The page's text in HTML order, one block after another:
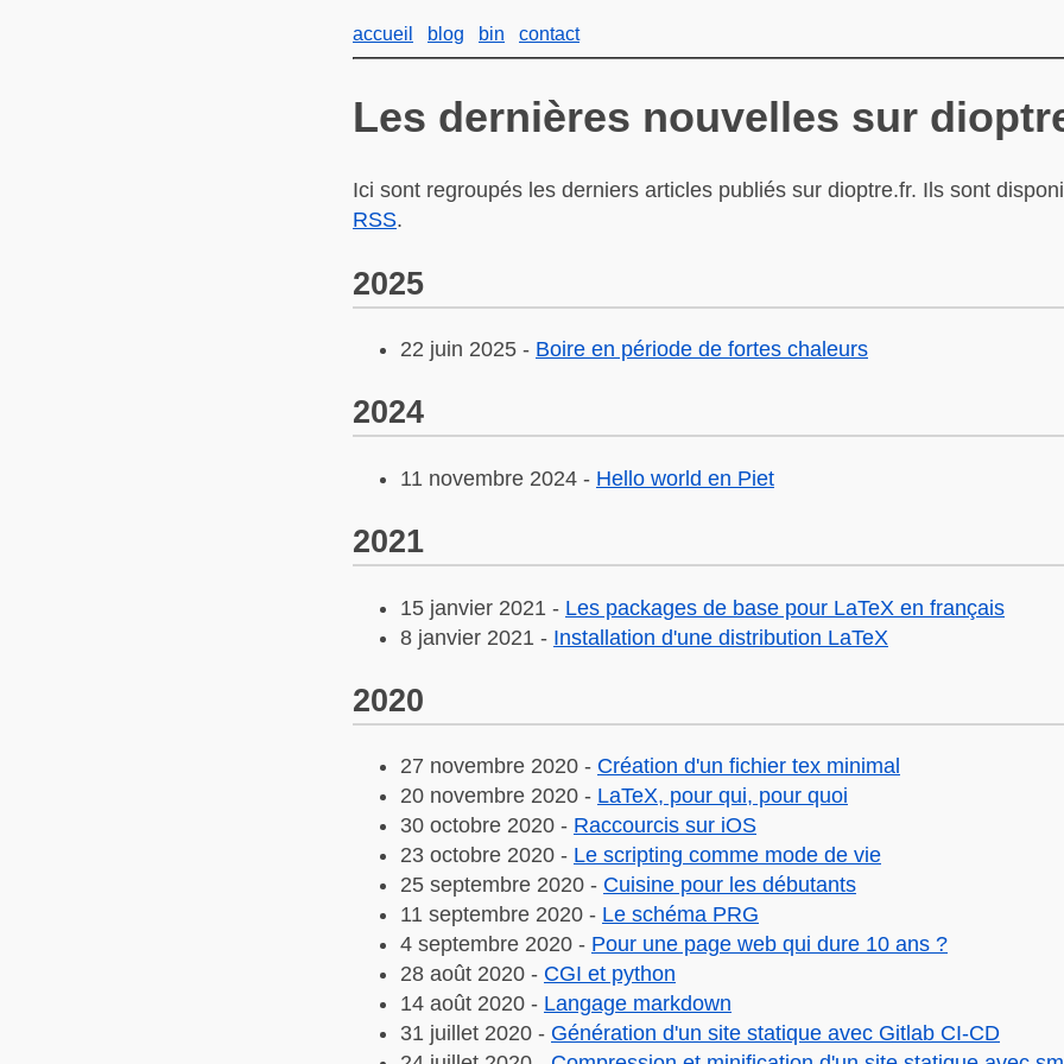
accueil blog bin contact
Les dernières nouvelles sur
Ici sont regroupés les derniers articles publiés sur dioptre.fr. Ils sont
RSS.
2025
22 juin 2025 - Boire en période de fortes chaleurs
2024
11 novembre 2024 - Hello world en Piet
2021
15 janvier 2021 - Les packages de base pour LaTeX en français
8 janvier 2021 - Installation d'une distribution LaTeX
2020
27 novembre 2020 - Création d'un fichier tex minimal
20 novembre 2020 - LaTeX, pour qui, pour quoi
30 octobre 2020 - Raccourcis sur iOS
23 octobre 2020 - Le scripting comme mode de vie
25 septembre 2020 - Cuisine pour les débutants
11 septembre 2020 - Le schéma PRG
4 septembre 2020 - Pour une page web qui dure 10 ans ?
28 août 2020 - CGI et python
14 août 2020 - Langage markdown
31 juillet 2020 - Génération d'un site statique avec Gitlab CI-CD